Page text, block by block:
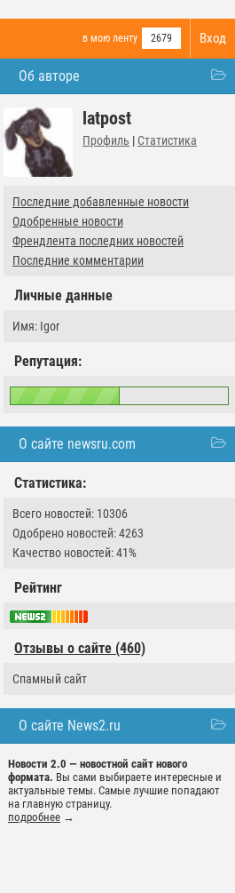
Вход
в мою ленту 2679
Об авторе
latpost
Профиль | Статистика
Последние добавленные новости
Одобренные новости
Френдлента последних новостей
Последние комментарии
Личные данные
Имя: Igor
Репутация:
О сайте newsru.com
Статистика:
Всего новостей: 10306
Одобрено новостей: 4263
Качество новостей: 41%
Рейтинг
Отзывы о сайте (460)
Спамный сайт
О сайте News2.ru
Новости 2.0 — новостной сайт нового
формата. Вы сами выбираете интересные и
актуальные темы. Самые лучшие попадают
на главную страницу.
подробнее →